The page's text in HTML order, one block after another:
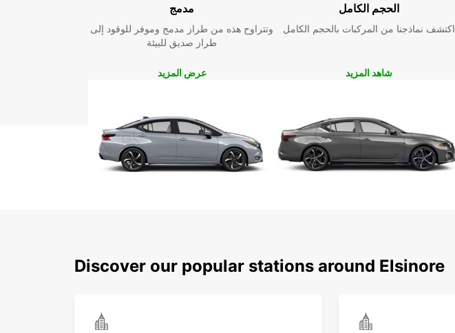
مدمج
وتتراوح هذه من طراز مدمج وموفر للوقود إلى
طراز صديق للبيئة
عرض المزيد
الحجم الكامل
اكتشف نماذجنا من المركبات بالحجم الكامل
شاهد المزيد
Discover our popular stations around Elsinore